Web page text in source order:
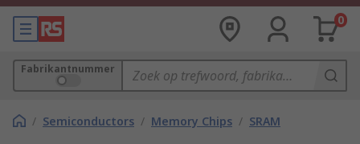
0
Fabrikantnummer
/ Semiconductors / Memory Chips / SRAM